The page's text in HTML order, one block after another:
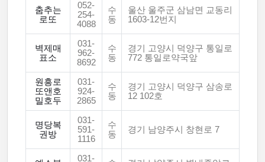
춤추는
로또
052-
254-
4088
수
동
울산 울주군 삼남면 교동리
1603-12번지
벽제매
표소
031-
962-
8692
수
동
경기 고양시 덕양구 통일로
772 통일로약국앞
원흥로
또앤호
밀호두
031-
924-
2865
수
동
경기 고양시 덕양구 삼송로
12 102호
명당복
권방
031-
591-
1116
수
동
경기 남양주시 창현로 7
031-